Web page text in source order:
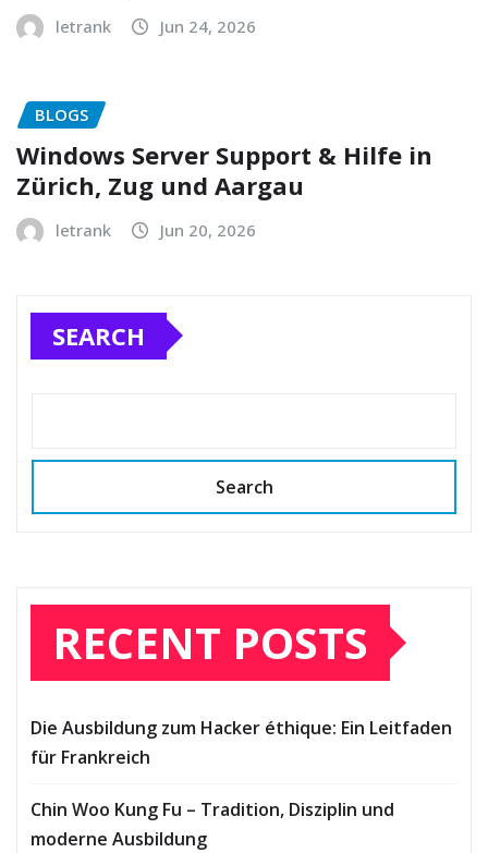
letrank Jun 24, 2026
BLOGS
Windows Server Support & Hilfe in
Zürich, Zug und Aargau
letrank Jun 20, 2026
SEARCH
Search
RECENT POSTS
Die Ausbildung zum Hacker éthique: Ein Leitfaden
für Frankreich
Chin Woo Kung Fu – Tradition, Disziplin und
moderne Ausbildung